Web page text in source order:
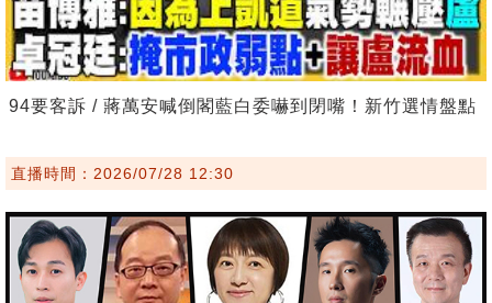
94要客訴 / 蔣萬安喊倒閣藍白委嚇到閉嘴！新竹選情盤點
直播時間：2026/07/28 12:30